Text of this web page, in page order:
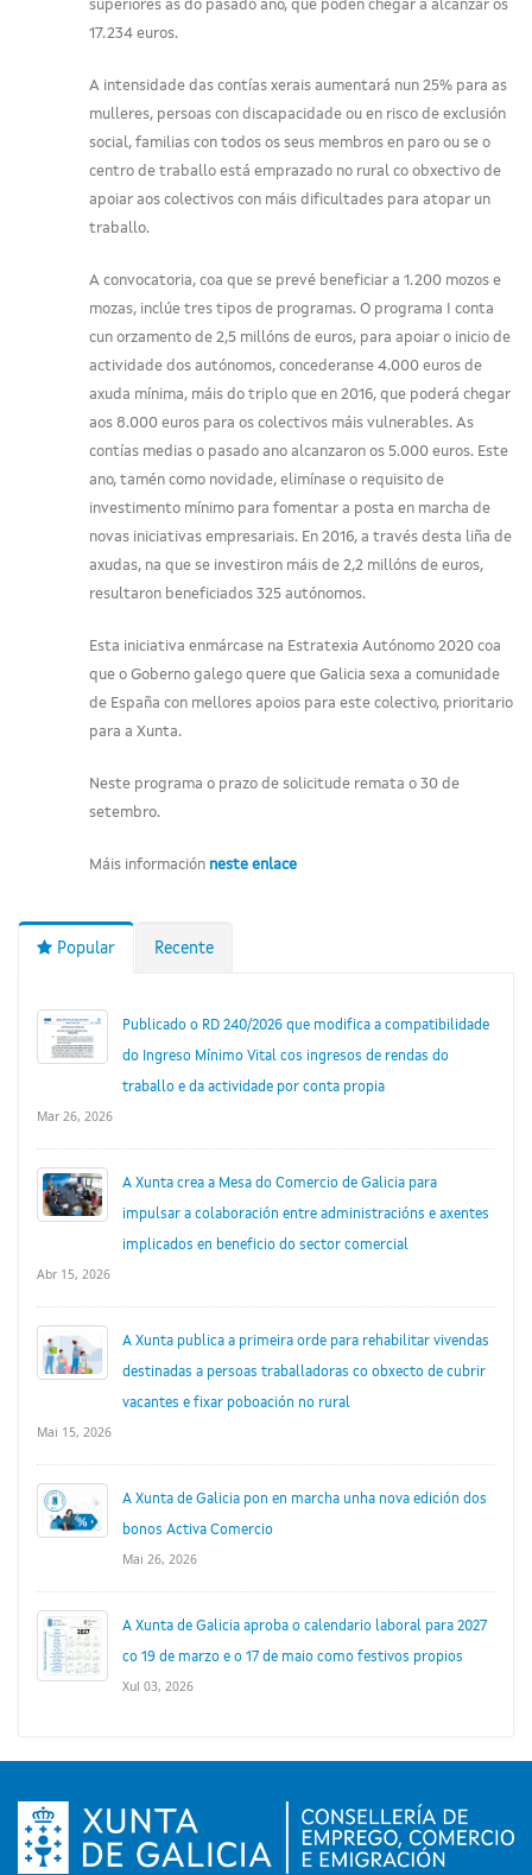
superiores ás do pasado ano, que poden chegar a alcanzar os
17.234 euros.
A intensidade das contías xerais aumentará nun 25% para as
mulleres, persoas con discapacidade ou en risco de exclusión
social, familias con todos os seus membros en paro ou se o
centro de traballo está emprazado no rural co obxectivo de
apoiar aos colectivos con máis dificultades para atopar un
traballo.
A convocatoria, coa que se prevé beneficiar a 1.200 mozos e
mozas, inclúe tres tipos de programas. O programa I conta
cun orzamento de 2,5 millóns de euros, para apoiar o inicio de
actividade dos autónomos, concederanse 4.000 euros de
axuda mínima, máis do triplo que en 2016, que poderá chegar
aos 8.000 euros para os colectivos máis vulnerables. As
contías medias o pasado ano alcanzaron os 5.000 euros. Este
ano, tamén como novidade, elimínase o requisito de
investimento mínimo para fomentar a posta en marcha de
novas iniciativas empresariais. En 2016, a través desta liña de
axudas, na que se investiron máis de 2,2 millóns de euros,
resultaron beneficiados 325 autónomos.
Esta iniciativa enmárcase na Estratexia Autónomo 2020 coa
que o Goberno galego quere que Galicia sexa a comunidade
de España con mellores apoios para este colectivo, prioritario
para a Xunta.
Neste programa o prazo de solicitude remata o 30 de
setembro.
Máis información neste enlace
Popular Recente
Publicado o RD 240/2026 que modifica a compatibilidade
do Ingreso Mínimo Vital cos ingresos de rendas do
traballo e da actividade por conta propia
Mar 26, 2026
A Xunta crea a Mesa do Comercio de Galicia para
impulsar a colaboración entre administracións e axentes
implicados en beneficio do sector comercial
Abr 15, 2026
A Xunta publica a primeira orde para rehabilitar vivendas
destinadas a persoas traballadoras co obxecto de cubrir
vacantes e fixar poboación no rural
Mai 15, 2026
A Xunta de Galicia pon en marcha unha nova edición dos
bonos Activa Comercio
Mai 26, 2026
A Xunta de Galicia aproba o calendario laboral para 2027
co 19 de marzo e o 17 de maio como festivos propios
Xul 03, 2026